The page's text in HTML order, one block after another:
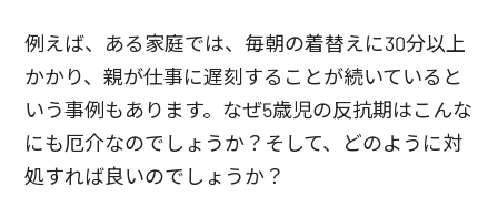
例えば、ある家庭では、毎朝の着替えに30分以上
かかり、親が仕事に遅刻することが続いていると
いう事例もあります。なぜ5歳児の反抗期はこんな
にも厄介なのでしょうか？そして、どのように対
処すれば良いのでしょうか？